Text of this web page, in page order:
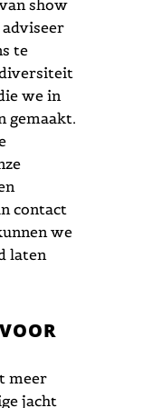
show
te
we in
gemaakt.
contact
we
laten
meer
jacht